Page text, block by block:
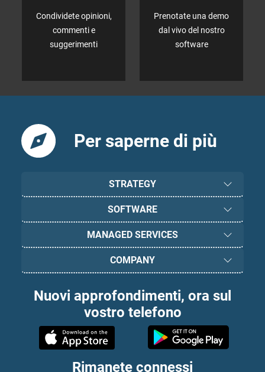
Condividete opinioni,
commenti e
suggerimenti
Prenotate una demo
dal vivo del nostro
software
Per saperne di più
STRATEGY
SOFTWARE
MANAGED SERVICES
COMPANY
Nuovi approfondimenti, ora sul
vostro telefono
Rimanete connessi